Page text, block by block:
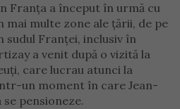
Franța a început în urmă cu
mai multe zone ale țării, de pe
sudul Franței, inclusiv în
a venit după o vizită la
care lucrau atunci la
un moment în care Jean-
pensioneze.